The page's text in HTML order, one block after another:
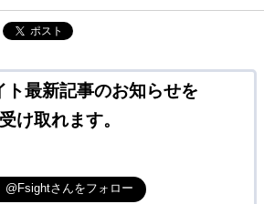
ポスト
ト最新記事のお知らせを
受け取れます。
@Fsightさんをフォロー